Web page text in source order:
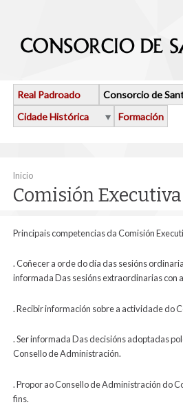
Real Padroado Consorcio de
Cidade Histórica
Formación
Vostede está aquí
Inicio
Comisión Executiva
Principais competencias da Comisión
. Coñecer a orde do día das sesións
informada Das sesións extraordinarias con
. Recibir información sobre a actividade do
. Ser informada Das decisións adoptadas
Consello de Administración.
. Propor ao Consello de Administración do
fins.